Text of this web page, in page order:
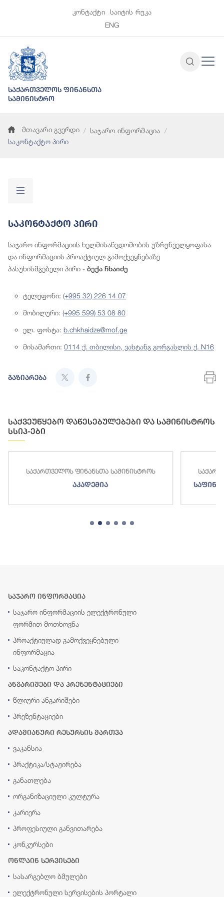
კონტაქტი
საიტის რუკა
ENG
საქართველოს ფინანსთა
სამინისტრო
მთავარი გვერდი
საჯარო ინფორმაცია
საკონტაქტო პირი
Საკონტაქტო Პირი
საჯარო ინფორმაციის ხელმისაწვდომობის უზრუნველყოფასა
და ინფორმაციის პროაქტიულ გამოქვეყნებაზე
პასუხისმგებელი პირი - ბექა ჩხაიძე
ტელეფონი: (+995 32) 226 14 07
მობილური: (+995 599) 53 08 80
ელ. ფოსტა: b.chkhaidze@mof.ge
მისამართი: 0114 ქ. თბილისი, ვახტანგ გორგასლის ქ. N16
გაზიარება
საქვეუწყებო დაწესებულებები და სამინისტროს
სსიპ-ები
საქართველოს ფინანსთა სამინისტროს
აკადემია
საჯარო ინფორმაცია
საჯარო ინფორმაციის ელექტრონული
ფორმით მოთხოვნა
პროაქტიულად გამოქვეყნებული
ინფორმაცია
საკონტაქტო პირი
ანგარიშები და პრეზენტაციები
წლიური ანგარიშები
პრეზენტაციები
ადამიანური რესურსის მართვა
ვაკანსია
პრაქტიკა/სტაჟირება
განათლება
ორგანიზაციული კულტურა
კარიერა
პროფესიული განვითარება
კონკურსები
ონლაინ სერვისები
სასარგებლო ბმულები
ელექტრონული სერვისების პორტალი